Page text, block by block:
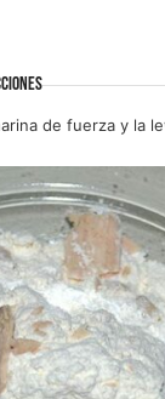
de fuerza y la